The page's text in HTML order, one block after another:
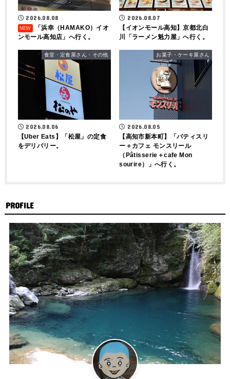
2026.08.08
「浜幸（HAMAKO）イオ
ンモール高知店」へ行く。
2026.08.07
【イオンモール高知】京都北白
川「ラーメン魁力屋」へ行く。
食堂・定食屋さん・その他
2026.08.06
【Uber Eats】「松屋」の定食
をデリバリー。
お菓子・ケーキ屋さん
2026.08.05
【高知市新本町】「パティスリ
ー＋カフェ モンスリール
（Pâtisserie＋cafe Mon
sourire）」へ行く。
PROFILE